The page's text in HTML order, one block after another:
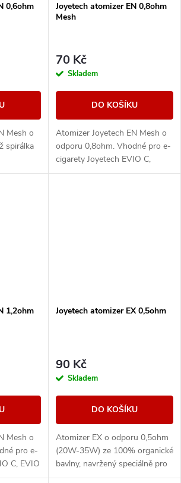
0,6ohm
Mesh o
spirálka
oceli
Joyetech atomizer EN 0,8ohm
Mesh
70 Kč
Skladem
DO KOŠÍKU
Atomizer Joyetech EN Mesh o
odporu 0,8ohm. Vhodné pro e-
cigarety Joyetech EVIO C,
Uwell Caliburn G a Caliburn
1,2ohm
Mesh o
pro e-
C, EVIO
a
Joyetech atomizer EX 0,5ohm
90 Kč
Skladem
DO KOŠÍKU
Atomizer EX o odporu 0,5ohm
(20W-35W) ze 100% organické
bavlny, navržený speciálně pro
přímé potahování do